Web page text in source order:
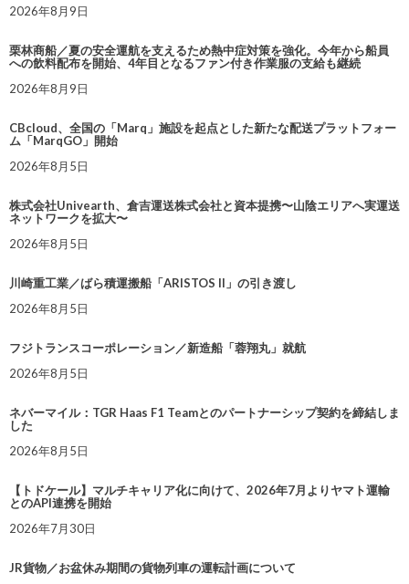
2026年8月9日
栗林商船／夏の安全運航を支えるため熱中症対策を強化。今年から船員
への飲料配布を開始、4年目となるファン付き作業服の支給も継続
2026年8月9日
CBcloud、全国の「Marq」施設を起点とした新たな配送プラットフォー
ム「MarqGO」開始
2026年8月5日
株式会社Univearth、倉吉運送株式会社と資本提携〜山陰エリアへ実運送
ネットワークを拡大〜
2026年8月5日
川崎重工業／ばら積運搬船「ARISTOS II」の引き渡し
2026年8月5日
フジトランスコーポレーション／新造船「蓉翔丸」就航
2026年8月5日
ネバーマイル：TGR Haas F1 Teamとのパートナーシップ契約を締結しま
した
2026年8月5日
【トドケール】マルチキャリア化に向けて、2026年7月よりヤマト運輸
とのAPI連携を開始
2026年7月30日
JR貨物／お盆休み期間の貨物列車の運転計画について